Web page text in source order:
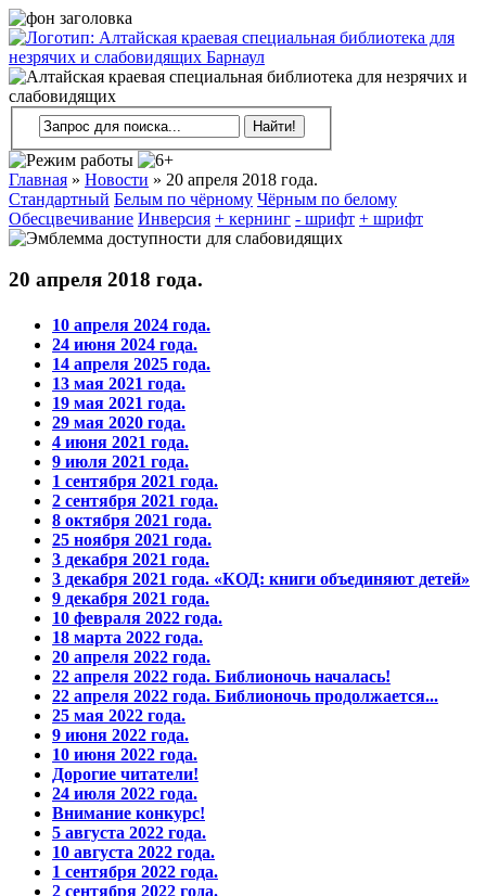
Главная » Новости » 20 апреля 2018 года.
Стандартный Белым по чёрному Чёрным по белому
Обесцвечивание Инверсия + кернинг - шрифт + шрифт
20 апреля 2018 года.
10 апреля 2024 года.
24 июня 2024 года.
14 апреля 2025 года.
13 мая 2021 года.
19 мая 2021 года.
29 мая 2020 года.
4 июня 2021 года.
9 июля 2021 года.
1 сентября 2021 года.
2 сентября 2021 года.
8 октября 2021 года.
25 ноября 2021 года.
3 декабря 2021 года.
3 декабря 2021 года. «КОД: книги объединяют детей»
9 декабря 2021 года.
10 февраля 2022 года.
18 марта 2022 года.
20 апреля 2022 года.
22 апреля 2022 года. Библионочь началась!
22 апреля 2022 года. Библионочь продолжается...
25 мая 2022 года.
9 июня 2022 года.
10 июня 2022 года.
Дорогие читатели!
24 июля 2022 года.
Внимание конкурс!
5 августа 2022 года.
10 августа 2022 года.
1 сентября 2022 года.
2 сентября 2022 года.